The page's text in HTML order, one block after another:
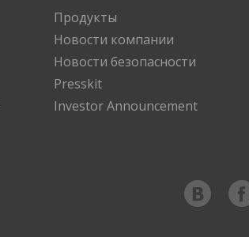
Продукты
Новости компании
Новости безопасности
Presskit
Investor Announcement